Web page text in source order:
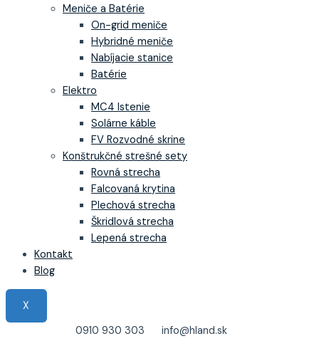
Meniče a Batérie
On-grid meniče
Hybridné meniče
Nabíjacie stanice
Batérie
Elektro
MC4 Istenie
Solárne káble
FV Rozvodné skrine
Konštrukčné strešné sety
Rovná strecha
Falcovaná krytina
Plechová strecha
Škridlová strecha
Lepená strecha
Kontakt
Blog
X
0910 930 303
info@hland.sk